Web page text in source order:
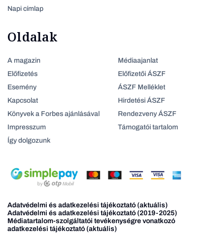
Napi címlap
Oldalak
A magazin
Előfizetés
Esemény
Kapcsolat
Könyvek a Forbes ajánlásával
Impresszum
Így dolgozunk
Médiaajanlat
Előfizetői ÁSZF
ÁSZF Melléklet
Hirdetési ÁSZF
Rendezveny ÁSZF
Támogatói tartalom
Adatvédelmi és adatkezelési tájékoztató (aktuális)
Adatvédelmi és adatkezelési tájékoztató (2019-2025)
Médiatartalom-szolgáltatói tevékenységre vonatkozó
adatkezelési tájékoztató (aktuális)